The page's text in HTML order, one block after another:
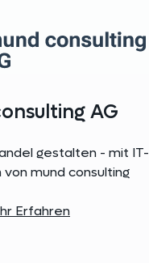
AG
gestalten - mit IT-
mund consulting
Erfahren